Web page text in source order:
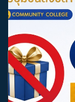
พิธีประสาทอนุปริญญ